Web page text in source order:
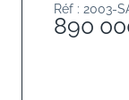
Réf : 2003-
890